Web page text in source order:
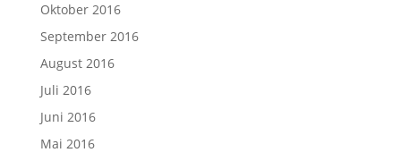
Oktober 2016
September 2016
August 2016
Juli 2016
Juni 2016
Mai 2016